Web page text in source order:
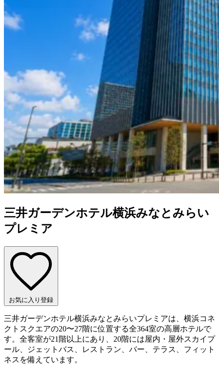
三井ガーデンホテル横浜みなとみらい
プレミア
お気に入り登録
三井ガーデンホテル横浜みなとみらいプレミアは、横浜コネ
クトスクエアの20〜27階に位置する全364室の高層ホテルで
す。全客室が21階以上にあり、20階には屋内・屋外スカイプ
ール、ジェットバス、レストラン、バー、テラス、フィット
ネスを備えています。